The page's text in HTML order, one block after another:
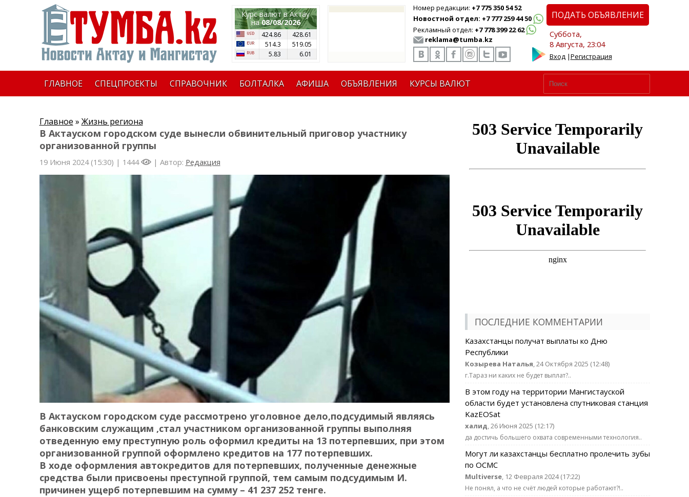
Курс валют в Актау
на08/08/2026
424.86
428.61
514.3
519.05
5.83
6.01
Номер редакции: +7 775 350 54 52
Новостной отдел: +7 777 259 44 50
Рекламный отдел: +7 778 399 22 62
reklama@tumba.kz
ПОДАТЬ ОБЪЯВЛЕНИЕ
Суббота,
8 Августа, 23:04
Вход|Регистрация
ГЛАВНОЕ СПЕЦПРОЕКТЫ СПРАВОЧНИК БОЛТАЛКА АФИША ОБЪЯВЛЕНИЯ КУРСЫ ВАЛЮТ
Главное » Жизнь региона
В Актауском городском суде вынесли обвинительный приговор участнику
организованной группы
19 Июня 2024 (15:30) | 1444 | Автор: Редакция
В Актауском городском суде рассмотрено уголовное дело,подсудимый являясь
банковским служащим ,стал участником организованной группы выполняя
отведенную ему преступную роль оформил кредиты на 13 потерпевших, при этом
организованной группой оформлено кредитов на 177 потерпевших.
В ходе оформления автокредитов для потерпевших, полученные денежные
средства были присвоены преступной группой, тем самым подсудимым И.
причинен ущерб потерпевшим на сумму – 41 237 252 тенге.
ПОСЛЕДНИЕ КОММЕНТАРИИ
Казахстанцы получат выплаты ко Дню
Республики
Козырева Наталья, 24 Октября 2025 (12:48)
г.Тараз ни каких не будет выплат?..
В этом году на территории Мангистауской
области будет установлена спутниковая станция
KazEOSat
халид, 26 Июня 2025 (12:17)
да достичь большего охвата современными технология..
Могут ли казахстанцы бесплатно пролечить зубы
по ОСМС
Multiverse, 12 Февраля 2024 (17:22)
Не понял, а что не счёт людей которые работают?!..